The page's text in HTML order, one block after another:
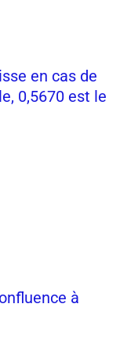
en cas de
0,5670 est le
à